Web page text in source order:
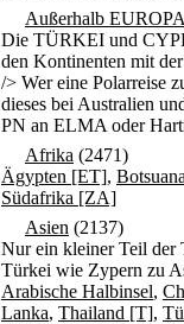
Außerhalb EUROPA
Die TÜRKEI und
den Kontinenten mit
/> Wer eine Polarreise
dieses bei Australien
PN an ELMA oder
Afrika (2471)
Ägypten [ET],
Südafrika [ZA]
Asien (2137)
Nur ein kleiner Teil der
Türkei wie Zypern zu
Arabische Halbinsel,
Lanka, Thailand [T],